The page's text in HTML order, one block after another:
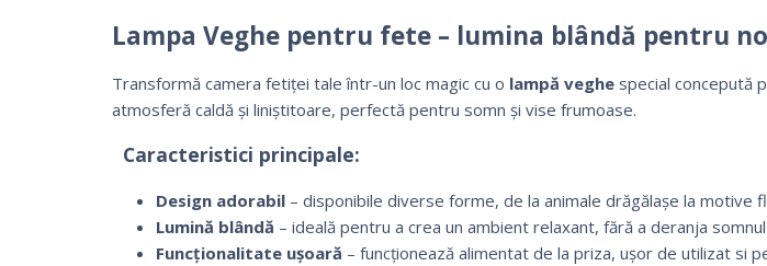
Lampa Veghe pentru fete – lumina blândă pentru
Transformă camera fetiței tale într-un loc magic cu o lampă veghe special concepută
atmosferă caldă și liniștitoare, perfectă pentru somn și vise frumoase.
Caracteristici principale:
Design adorabil – disponibile diverse forme, de la animale drăgălașe la motive
Lumină blândă – ideală pentru a crea un ambient relaxant, fără a deranja
Funcționalitate ușoară – funcționează alimentat de la priza, ușor de utilizat si